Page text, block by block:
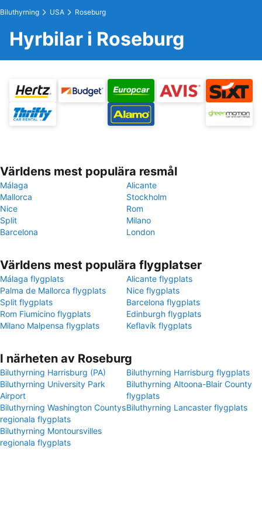
Biluthyrning USA Roseburg
Hyrbilar i Roseburg
Världens mest populära resmål
Málaga
Alicante
Mallorca
Stockholm
Nice
Rom
Split
Milano
Barcelona
London
Världens mest populära flygplatser
Málaga flygplats
Alicante flygplats
Palma de Mallorca flygplats
Nice flygplats
Split flygplats
Barcelona flygplats
Rom Fiumicino flygplats
Edinburgh flygplats
Milano Malpensa flygplats
Keflavík flygplats
I närheten av Roseburg
Biluthyrning Harrisburg (PA)
Biluthyrning Harrisburg flygplats
Biluthyrning University Park
Airport
Biluthyrning Altoona-Blair County
flygplats
Biluthyrning Washington Countys
regionala flygplats
Biluthyrning Lancaster flygplats
Biluthyrning Montoursvilles
regionala flygplats